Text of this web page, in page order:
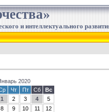
и интеллектуального
2020
Чт Пт Сб
Вс
1
2 3 4
5
8
9 10 11
12